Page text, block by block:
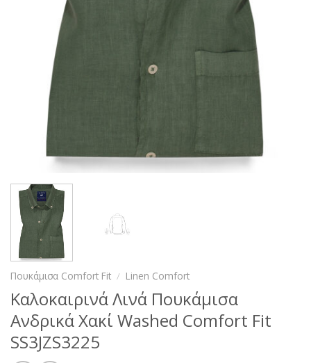
Πουκάμισα Comfort Fit / Linen Comfort
Καλοκαιρινά Λινά Πουκάμισα
Ανδρικά Χακί Washed Comfort Fit
SS3JZS3225